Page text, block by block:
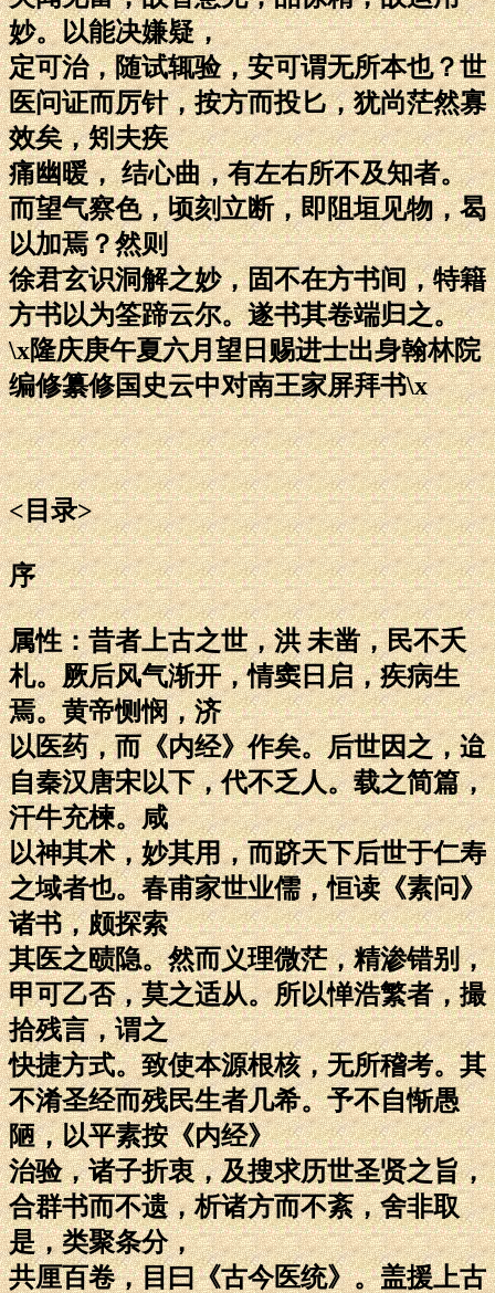
妙。以能决嫌疑，
定可治，随试辄验，安可谓无所本也？世
医问证而厉针，按方而投匕，犹尚茫然寡
效矣，矧夫疾
痛幽暖， 结心曲，有左右所不及知者。
而望气察色，顷刻立断，即阻垣见物，曷
以加焉？然则
徐君玄识洞解之妙，固不在方书间，特籍
方书以为筌蹄云尔。遂书其卷端归之。
\x隆庆庚午夏六月望日赐进士出身翰林院
编修纂修国史云中对南王家屏拜书\x
<目录>
序
属性：昔者上古之世，洪 未凿，民不夭
札。厥后风气渐开，情窦日启，疾病生
焉。黄帝恻悯，济
以医药，而《内经》作矣。后世因之，迨
自秦汉唐宋以下，代不乏人。载之简篇，
汗牛充楝。咸
以神其术，妙其用，而跻天下后世于仁寿
之域者也。春甫家世业儒，恒读《素问》
诸书，颇探索
其医之赜隐。然而义理微茫，精渗错别，
甲可乙否，莫之适从。所以惮浩繁者，撮
拾残言，谓之
快捷方式。致使本源根核，无所稽考。其
不淆圣经而残民生者几希。予不自惭愚
陋，以平素按《内经》
治验，诸子折衷，及搜求历世圣贤之旨，
合群书而不遗，析诸方而不紊，舍非取
是，类聚条分，
共厘百卷，目曰《古今医统》。盖援上古